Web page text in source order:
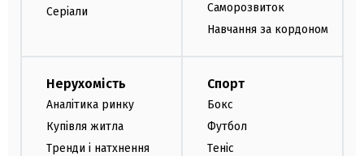
Серіали
Саморозвиток
Навчання за кордоном
Нерухомість
Аналітика ринку
Купівля житла
Тренди і натхнення
Спорт
Бокс
Футбол
Теніс